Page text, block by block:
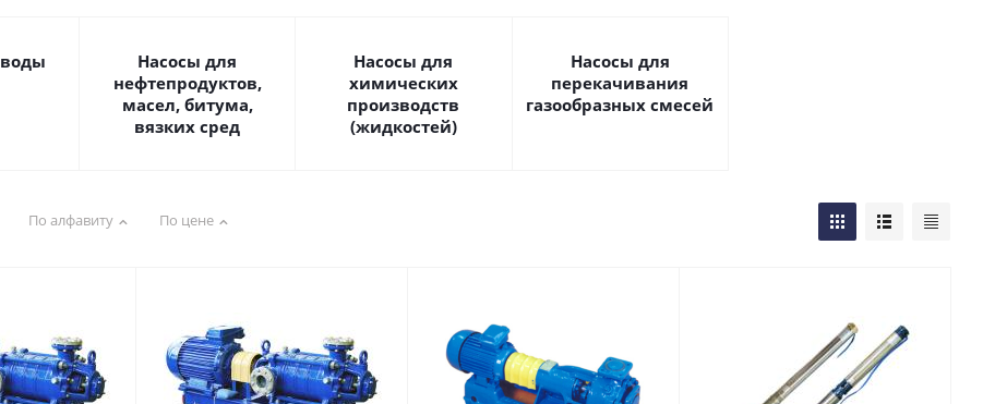
Насосы для
нефтепродуктов,
масел, битума,
вязких сред
Насосы для
химических
производств
(жидкостей)
Насосы для
перекачивания
газообразных смесей
По алфавиту По цене